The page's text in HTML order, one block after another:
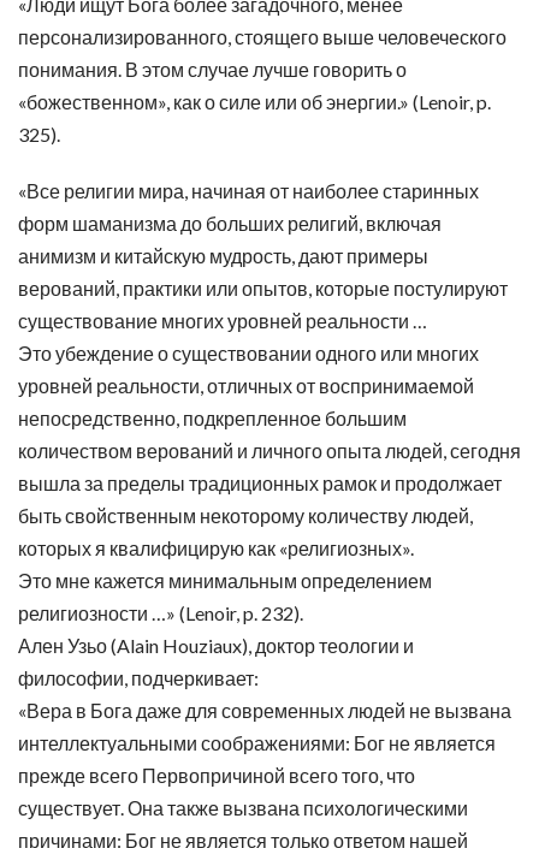
персонализированного, стоящего выше человеческого
понимания. В этом случае лучше говорить о
«божественном», как о силе или об энергии.» (Lenoir, p.
325).
«Все религии мира, начиная от наиболее старинных
форм шаманизма до больших религий, включая
анимизм и китайскую мудрость, дают примеры
верований, практики или опытов, которые постулируют
существование многих уровней реальности …
Это убеждение о существовании одного или многих
уровней реальности, отличных от воспринимаемой
непосредственно, подкрепленное большим
количеством верований и личного опыта людей, сегодня
вышла за пределы традиционных рамок и продолжает
быть свойственным некоторому количеству людей,
которых я квалифицирую как «религиозных».
Это мне кажется минимальным определением
религиозности …» (Lenoir, p. 232).
Ален Узьо (Alain Houziaux), доктор теологии и
философии, подчеркивает:
«Вера в Бога даже для современных людей не вызвана
интеллектуальными соображениями: Бог не является
прежде всего Первопричиной всего того, что
существует. Она также вызвана психологическими
причинами: Бог не является только ответом нашей